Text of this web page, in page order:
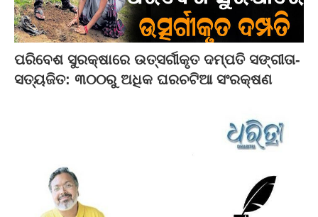
ପରିବେଶ ସୁରକ୍ଷାରେ ଉତ୍ସର୍ଗୀକୃତ ଦମ୍ପତି ସଙ୍ଗୀତା-
ସତ୍ୟଜିତ: ୩୦୦ରୁ ଅଧିକ ଘରଚଟିଆ ସଂରକ୍ଷଣ